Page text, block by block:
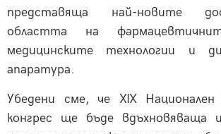
представяща най-новите
областта на
медицинските технологии и
апаратура.
Убедени сме, че XIX Национален
конгрес ще бъде вдъхновяваща